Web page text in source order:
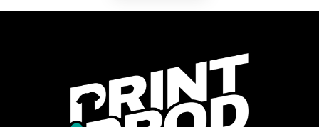
En plus de son esthétique, cette chaussure sportive
garantit unequalité remarquable à un prix abordable
combine la durabilité et le confort pour répondre aux
exigences des activités sportives et des besoins